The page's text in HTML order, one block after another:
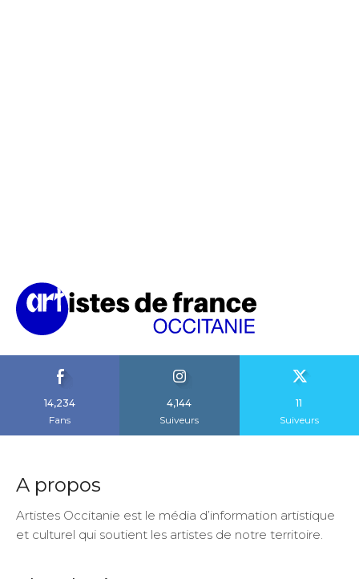
14,234
Fans
4,144
Suiveurs
11
Suiveurs
A propos
Artistes Occitanie est le média d’information artistique
et culturel qui soutient les artistes de notre territoire.